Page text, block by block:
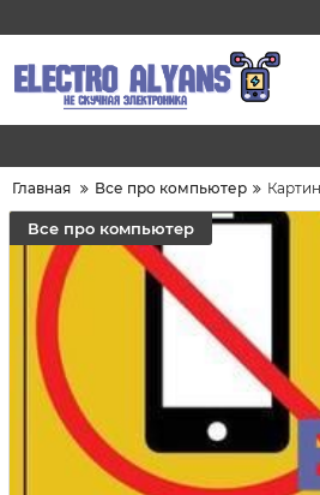
Главная Все про компьютер
Все про компьютер